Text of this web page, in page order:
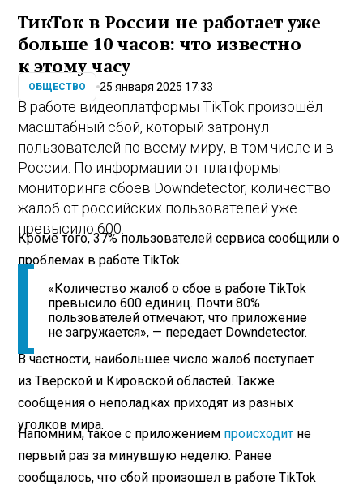
ТикТок в России не работает уже
больше 10 часов: что известно
к этому часу
ОБЩЕСТВО 25 января 2025 17:33
В работе видеоплатформы TikTok произошёл
масштабный сбой, который затронул
пользователей по всему миру, в том числе и в
России. По информации от платформы
мониторинга сбоев Downdetector, количество
жалоб от российских пользователей уже
превысило 600.
Кроме того, 37% пользователей сервиса сообщили о
проблемах в работе TikTok.
«Количество жалоб о сбое в работе TikTok
превысило 600 единиц. Почти 80%
пользователей отмечают, что приложение
не загружается», — передает Downdetector.
В частности, наибольшее число жалоб поступает
из Тверской и Кировской областей. Также
сообщения о неполадках приходят из разных
уголков мира.
Напомним, такое с приложением происходит не
первый раз за минувшую неделю. Ранее
сообщалось, что сбой произошел в работе TikTok